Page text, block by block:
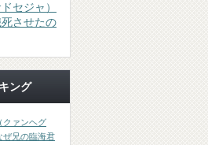
ドセジャ）
させたの
ング
クァンヘグ
ぜ兄の臨海君